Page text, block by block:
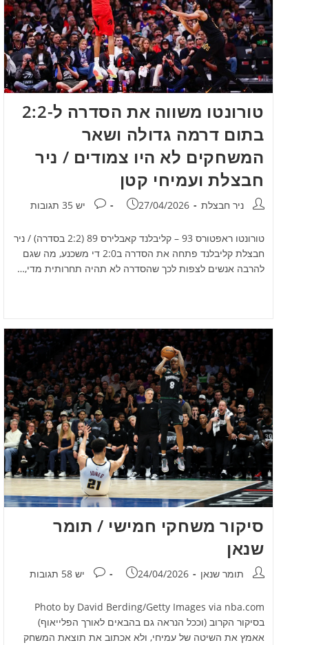
טורונטו משווה את הסדרה ל-2:2
בתום דרמה גדולה ושאר
המשחקים לא היו צמודים / ניר
חבצלת ועמיחי קטן
מחבר:ניר חבצלת פורסם:
27/04/2026 תגובות:
יש 35 תגובות
טורונטו ראפטורס 93 – קליבלנד קאבלירס 89 (2:2 בסדרה) / ניר
חבצלת קליבלנד פתחה את הסדרה ב2:0 די משכנע, מה שגם
להרבה אנשים לצפות לכך שהסדרה לא תהיה תחרותית מדי,…
סיקור משחקי חמישי / תומר
שנאן
מחבר:תומר שנאן פורסם:
24/04/2026 תגובות:
יש 58 תגובות
Photo by David Berding/Getty Images via nba.com
בסיקור הקרוב (וככל הנראה גם בהבאים לאורך הפלייאוף)
אאמץ את השיטה של עמיחי, ולא אכתוב את תוצאת המשחק